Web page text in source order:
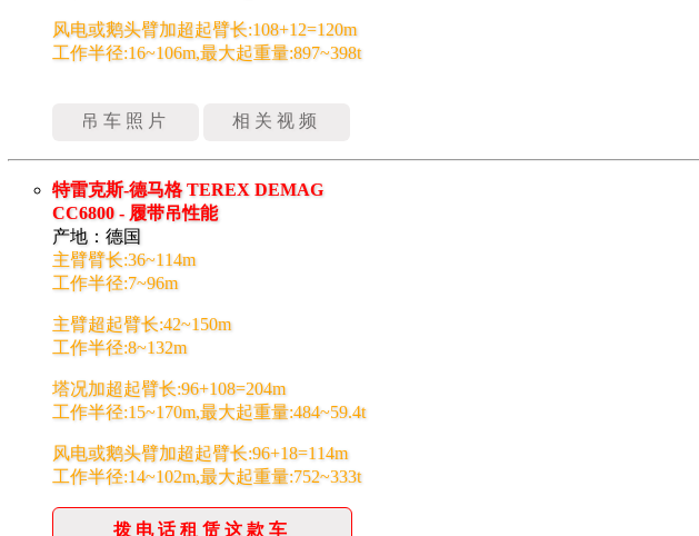
风电或鹅头臂加超起臂长:108+12=120m
工作半径:16~106m,最大起重量:897~398t
吊车照片 相关视频
特雷克斯-德马格 TEREX DEMAG
CC6800 - 履带吊性能
产地：德国
主臂臂长:36~114m
工作半径:7~96m
主臂超起臂长:42~150m
工作半径:8~132m
塔况加超起臂长:96+108=204m
工作半径:15~170m,最大起重量:484~59.4t
风电或鹅头臂加超起臂长:96+18=114m
工作半径:14~102m,最大起重量:752~333t
拨电话租赁这款车